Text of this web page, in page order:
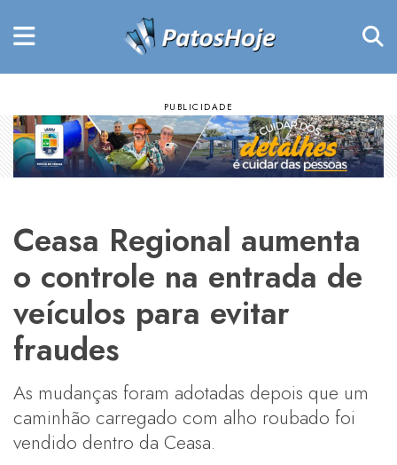
Ceasa Regional aumenta
o controle na entrada de
veículos para evitar
fraudes
As mudanças foram adotadas depois que um
caminhão carregado com alho roubado foi
vendido dentro da Ceasa.